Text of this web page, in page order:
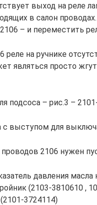
выход на реле
в салон
– и переместить
реле на ручнике
являться просто
подсоса – рис.3 –
с выступом для
2106 нужен
давления
(2103-3810610 ,
3724114)